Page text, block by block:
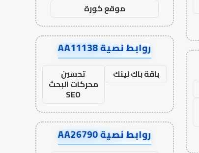
موقع كورة
روابط نصية AA11138
باقة باك لينك تحسين
محركات البحث
SEO
روابط نصية AA26790